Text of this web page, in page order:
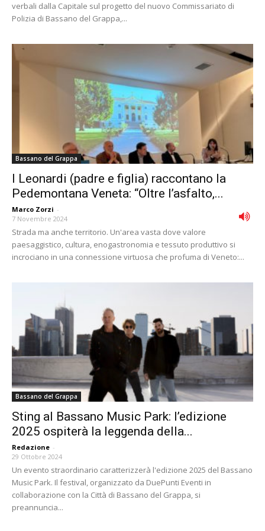
verbali dalla Capitale sul progetto del nuovo Commissariato di
Polizia di Bassano del Grappa,...
Bassano del Grappa
I Leonardi (padre e figlia) raccontano la
Pedemontana Veneta: “Oltre l’asfalto,...
Marco Zorzi -
7 Novembre 2024
Strada ma anche territorio. Un'area vasta dove valore
paesaggistico, cultura, enogastronomia e tessuto produttivo si
incrociano in una connessione virtuosa che profuma di Veneto:...
Bassano del Grappa
Sting al Bassano Music Park: l’edizione
2025 ospiterà la leggenda della...
Redazione -
29 Ottobre 2024
Un evento straordinario caratterizzerà l'edizione 2025 del Bassano
Music Park. Il festival, organizzato da DuePunti Eventi in
collaborazione con la Città di Bassano del Grappa, si
preannuncia...